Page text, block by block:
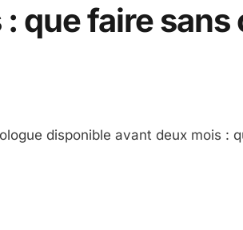
que faire
disponible avant deux mois :